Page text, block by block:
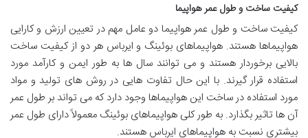
کیفیت ساخت و طول عمر هواپیما
کیفیت ساخت و طول عمر هواپیما دو عامل مهم در تعیین ارزش و کارایی
هواپیماها هستند. هواپیماهای بوئینگ و ایرباس هر دو از کیفیت ساخت
بالایی برخوردار هستند و می توانند سال ها به طور ایمن و کارآمد مورد
استفاده قرار گیرند. با این حال تفاوت هایی در روش های تولید و مواد
مورد استفاده در ساخت این هواپیماها وجود دارد که می تواند بر طول عمر
آن ها تاثیر بگذارد. به طور کلی هواپیماهای بوئینگ معمولاً دارای طول عمر
بیشتری نسبت به هواپیماهای ایرباس هستند.